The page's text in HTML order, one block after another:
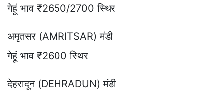
गेहूं भाव ₹2650/2700 स्थिर
अमृतसर (AMRITSAR) मंडी
गेहूं भाव ₹2600 स्थिर
देहरादून (DEHRADUN) मंडी